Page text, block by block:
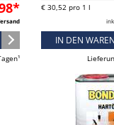
€ 30,52 pro 1 l
IN DEN